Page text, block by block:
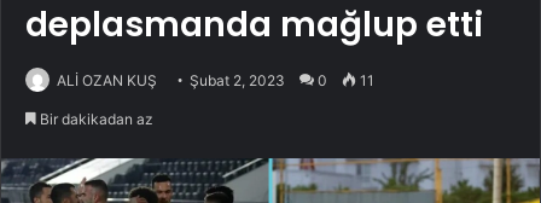
deplasmanda mağlup etti
ALİ OZAN KUŞ Şubat 2, 2023 0 11
Bir dakikadan az